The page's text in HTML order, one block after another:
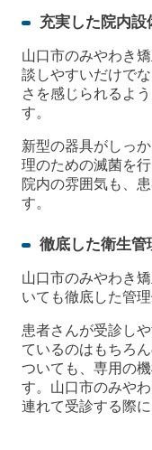
充実した院内設
山口市のみやわき
談しやすいだけで
さを感じられるよ
す。
新型の器具がしっ
理のための滅菌を
院内の雰囲気も、
す。
徹底した衛生管
山口市のみやわき
いても徹底した管
患者さんが受診し
ているのはもちろ
ついても、専用の
す。山口市のみや
連れて受診する際に